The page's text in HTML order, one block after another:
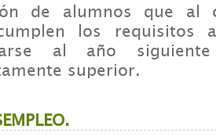
de alumnos que al
los requisitos
al año
superior.